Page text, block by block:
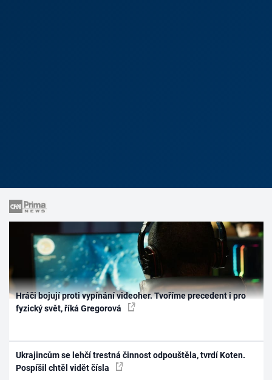
Hráči bojují proti vypínání videoher. Tvoříme precedent i pro
fyzický svět, říká Gregorová
Ukrajincům se lehčí trestná činnost odpouštěla, tvrdí Koten.
Pospíšil chtěl vidět čísla